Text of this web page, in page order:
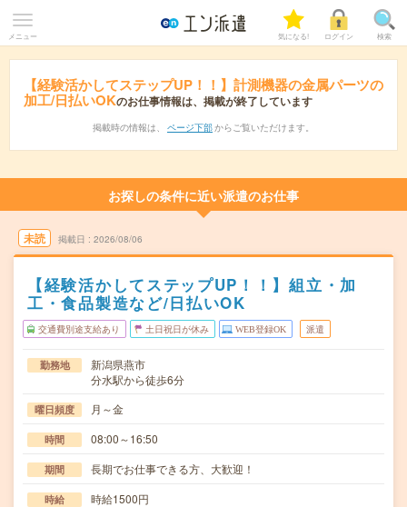
メニュー 気になる! ログイン 検索
【経験活かしてステップUP！！】計測機器の金属パーツの
加工/日払いOKのお仕事情報は、掲載が終了しています
掲載時の情報は、 ページ下部 からご覧いただけます。
お探しの条件に近い派遣のお仕事
未読 掲載日 2026/08/06
【経験活かしてステップUP！！】組立・加
工・食品製造など/日払いOK
交通費別途支給あり 土日祝日が休み WEB登録OK 派遣
勤務地
新潟県燕市
分水駅から徒歩6分
曜日頻度 月～金
時間 08:00～16:50
期間 長期でお仕事できる方、大歓迎！
時給 時給1500円